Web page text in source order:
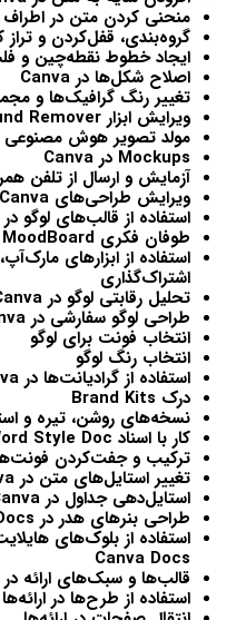
منحنی کردن متن در
گروه‌بندی، قفل‌کردن و تراز
ایجاد خطوط نقطه‌چین و
اصلاح شکل‌ها در Canva
تغییر رنگ گرافیک‌ها و
ویرایش ابزار Remover
مولد تصویر هوش مصنوعی
Mockups در Canva
آزمایش و ارسال از تلفن
ویرایش طراحی‌های Canva
استفاده از قالب‌های لوگو در
طوفان فکری MoodBoard
استفاده از ابزارهای
اشتراک‌گذاری
تحلیل رقابتی لوگو در
طراحی لوگو سفارشی در
انتخاب فونت برای لوگو
انتخاب رنگ لوگو
استفاده از گرادیانت‌ها در
درک Brand Kits
نسخه‌های روشن، تیره و
کار با اسناد Style Doc
ترکیب و جفت‌کردن
تغییر استایل‌های متن در
استایل‌دهی جداول در
طراحی بنرهای هدر در
استفاده از بلوک‌های
Canva Docs
قالب‌ها و سبک‌های ارائه در
استفاده از طرح‌ها در